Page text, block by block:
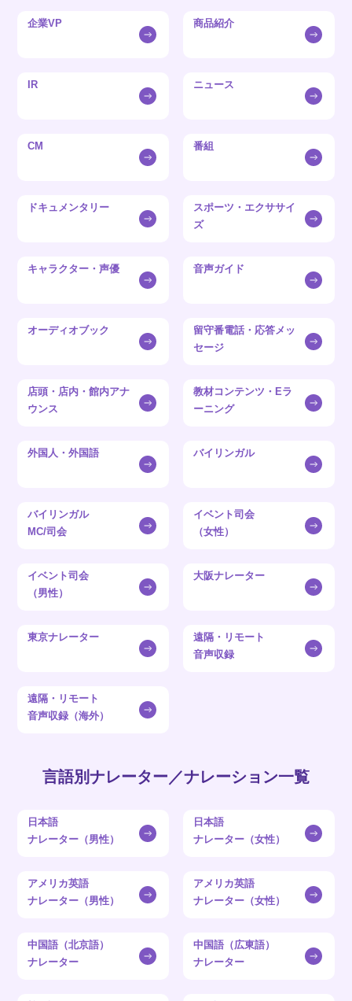
企業VP 商品紹介
IR ニュース
CM 番組
ドキュメンタリー
スポーツ・エクササイ
ズ
キャラクター・声優 音声ガイド
オーディオブック
留守番電話・応答メッ
セージ
店頭・店内・館内アナ
ウンス
教材コンテンツ・Eラ
ーニング
外国人・外国語 バイリンガル
バイリンガル
MC/司会
イベント司会
（女性）
イベント司会
（男性）
大阪ナレーター
東京ナレーター
遠隔・リモート
音声収録
遠隔・リモート
音声収録（海外）
言語別ナレーター／ナレーション一覧
日本語
ナレーター（男性）
日本語
ナレーター（女性）
アメリカ英語
ナレーター（男性）
アメリカ英語
ナレーター（女性）
中国語（北京語）
ナレーター
中国語（広東語）
ナレーター